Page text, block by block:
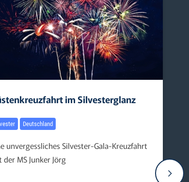
im Silvesterglanz
Deutschland
unvergessliches Silvester-Gala-Kreuzfahrt
der MS Junker Jörg